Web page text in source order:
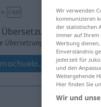
> FAM
Übersetzung anklicken/
Wir verwenden
kommunizieren
der statistischen
immer auf Ihrem
Werbung
Einverständnis
jederzeit für
und den
Weitergehende
Hier finden Sie
Wir und